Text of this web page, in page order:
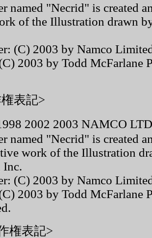
named "Necrid" is created
of the Illustration drawn
(C) 2003 by Namco
2003 by Todd McFarlane
表記>
2002 2003 NAMCO
named "Necrid" is created
work of the Illustration
Inc.
(C) 2003 by Namco
2003 by Todd McFarlane
権表記>